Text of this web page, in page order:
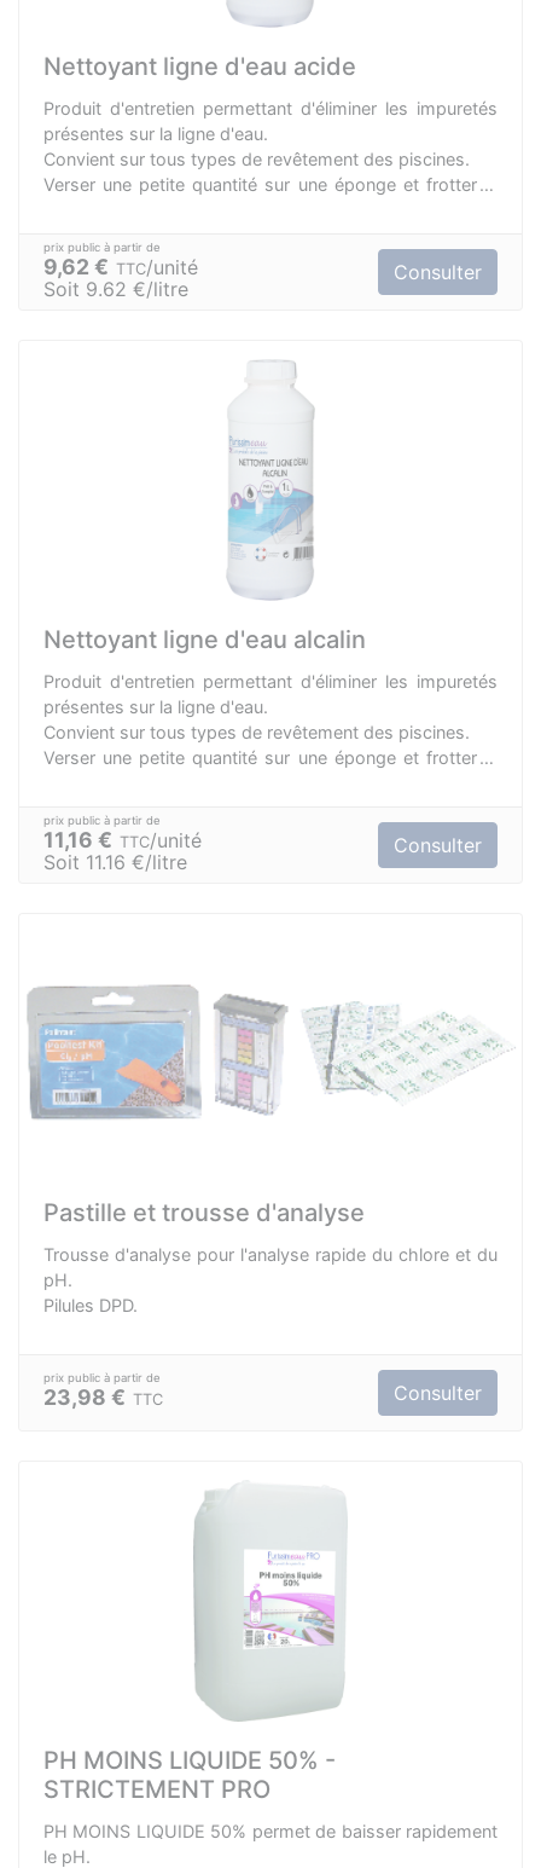
Nettoyant ligne d'eau acide
Produit d'entretien permettant d'éliminer les impuretés
présentes sur la ligne d'eau.
Convient sur tous types de revêtement des piscines.
Verser une petite quantité sur une éponge et frotter la
9,62 € TTC unité
Soit 9.62 €/litre
Consulter
Nettoyant ligne d'eau alcalin
Produit d'entretien permettant d'éliminer les impuretés
présentes sur la ligne d'eau.
Convient sur tous types de revêtement des piscines.
Verser une petite quantité sur une éponge et frotter la
11,16 € TTC unité
Soit 11.16 €/litre
Consulter
Pastille et trousse d'analyse
Trousse d'analyse pour l'analyse rapide du chlore et du
pH.
Pilules DPD.
23,98 € TTC Consulter
PH MOINS LIQUIDE 50% -
STRICTEMENT PRO
PH MOINS LIQUIDE 50% permet de baisser rapidement
le pH.